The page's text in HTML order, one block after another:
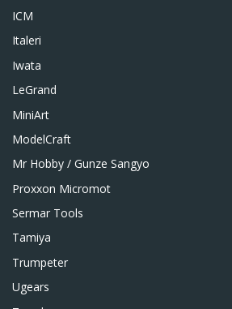
ICM
Italeri
Iwata
LeGrand
MiniArt
ModelCraft
Mr Hobby / Gunze Sangyo
Proxxon Micromot
Sermar Tools
Tamiya
Trumpeter
Ugears